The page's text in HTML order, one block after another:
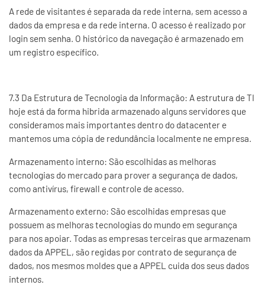
A rede de visitantes é separada da rede interna, sem acesso a
dados da empresa e da rede interna. O acesso é realizado por
login sem senha. O histórico da navegação é armazenado em
um registro específico.
7.3 Da Estrutura de Tecnologia da Informação: A estrutura de TI
hoje está da forma hibrida armazenado alguns servidores que
consideramos mais importantes dentro do datacenter e
mantemos uma cópia de redundância localmente ne empresa.
Armazenamento interno: São escolhidas as melhoras
tecnologias do mercado para prover a segurança de dados,
como antivírus, firewall e controle de acesso.
Armazenamento externo: São escolhidas empresas que
possuem as melhoras tecnologias do mundo em segurança
para nos apoiar. Todas as empresas terceiras que armazenam
dados da APPEL, são regidas por contrato de segurança de
dados, nos mesmos moldes que a APPEL cuida dos seus dados
internos.